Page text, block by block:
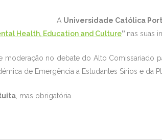
A Universidade Católica
Health, Education and Culture” nas suas
moderação no debate do Alto Comissariado
de Emergência a Estudantes Sírios e da
, mas obrigatória.